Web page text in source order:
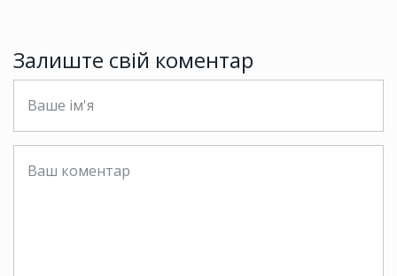
Залиште свій коментар